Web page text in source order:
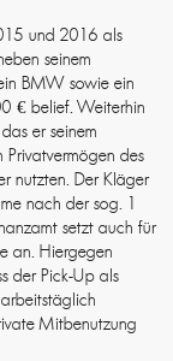
und 2016 als
seinem
BMW sowie ein
€ belief. Weiterhin
er seinem
Privatvermögen des
nutzten. Der Kläger
nach der sog. 1
setzt auch für
an. Hiergegen
der Pick-Up als
Mitbenutzung